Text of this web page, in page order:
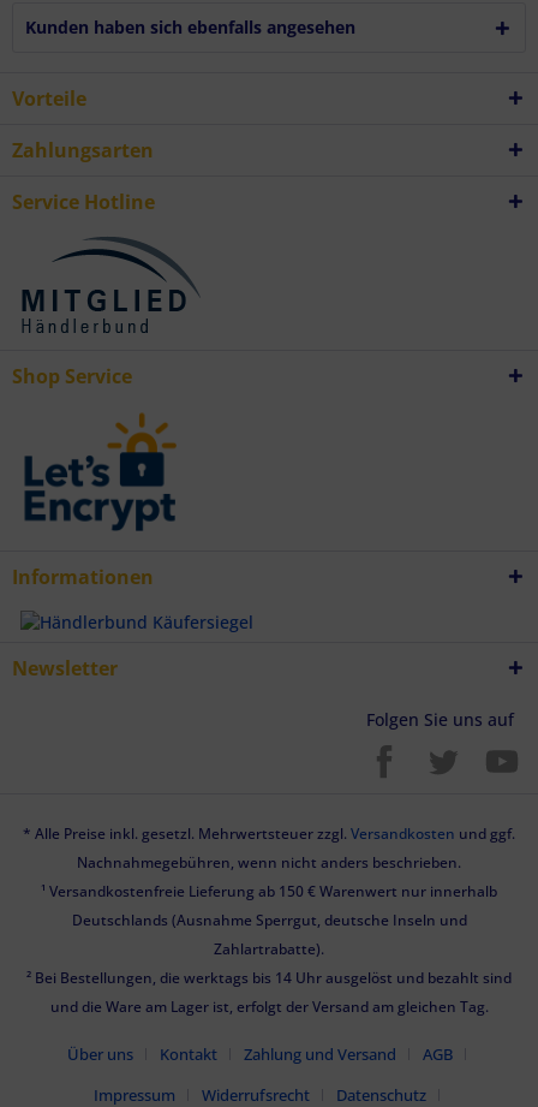
Kunden haben sich ebenfalls angesehen
Vorteile
Zahlungsarten
Service Hotline
Shop Service
Informationen
Newsletter
Folgen Sie uns auf
* Alle Preise inkl. gesetzl. Mehrwertsteuer zzgl. Versandkosten und ggf.
Nachnahmegebühren, wenn nicht anders beschrieben.
¹ Versandkostenfreie Lieferung ab 150 € Warenwert nur innerhalb
Deutschlands (Ausnahme Sperrgut, deutsche Inseln und
Zahlartrabatte).
² Bei Bestellungen, die werktags bis 14 Uhr ausgelöst und bezahlt sind
und die Ware am Lager ist, erfolgt der Versand am gleichen Tag.
Über uns Kontakt Zahlung und Versand
AGB
Impressum
Widerrufsrecht
Datenschutz